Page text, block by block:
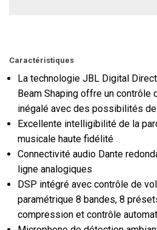
Caractéristiques
La technologie JBL Digital
Beam Shaping offre un contrôle
inégalé avec des possibilités
Excellente intelligibilité de la
musicale haute fidélité
Connectivité audio Dante
ligne analogiques
DSP intégré avec contrôle de
paramétrique 8 bandes, 8
compression et contrôle